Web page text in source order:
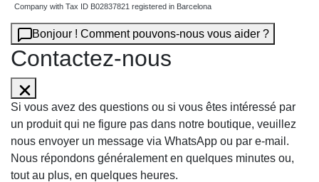
Company with Tax ID B02837821 registered in Barcelona
Bonjour ! Comment pouvons-nous vous aider ?
Contactez-nous
Si vous avez des questions ou si vous êtes intéressé par
un produit qui ne figure pas dans notre boutique, veuillez
nous envoyer un message via WhatsApp ou par e-mail.
Nous répondons généralement en quelques minutes ou,
tout au plus, en quelques heures.